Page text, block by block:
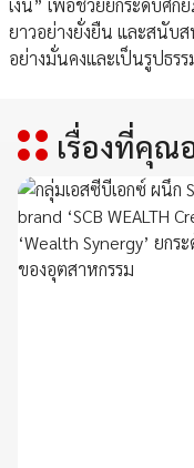
ยาวอย่างยั่งยืน และสนับ
อย่างมั่นคงและเป็นรูปธรร
เรื่องที่คุณ